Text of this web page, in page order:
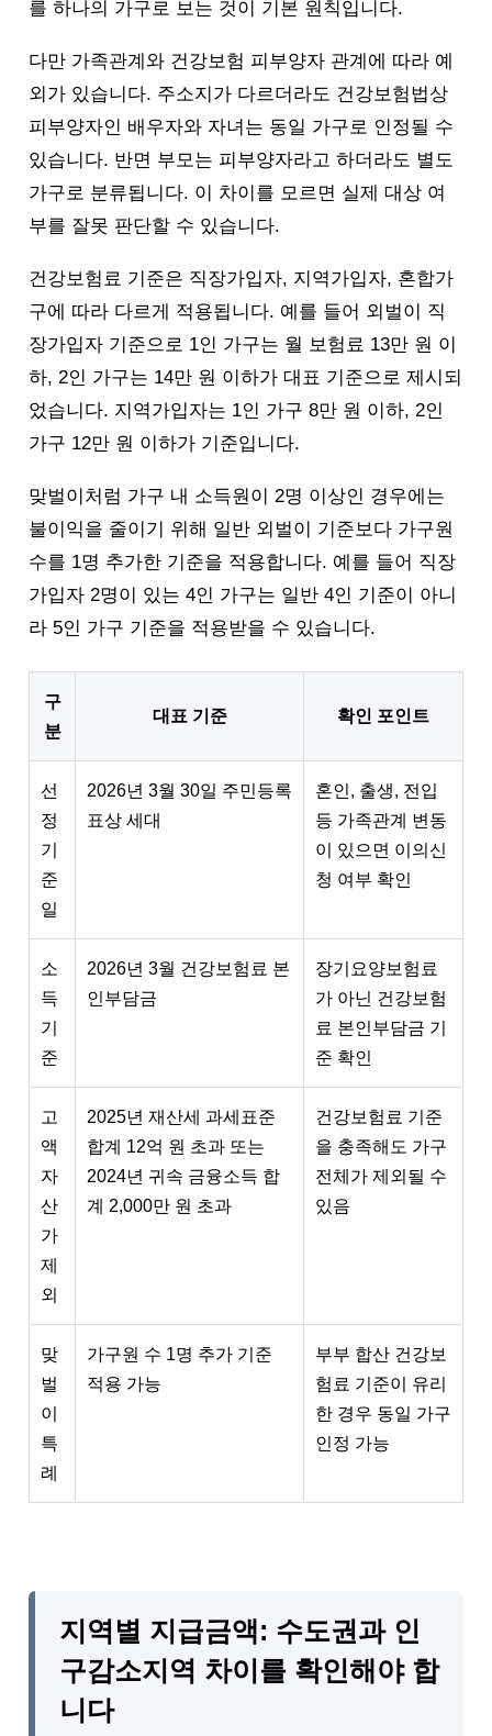
를 하나의 가구로 보는 것이 기본 원칙입니다.
다만 가족관계와 건강보험 피부양자 관계에 따라 예
외가 있습니다. 주소지가 다르더라도 건강보험법상
피부양자인 배우자와 자녀는 동일 가구로 인정될 수
있습니다. 반면 부모는 피부양자라고 하더라도 별도
가구로 분류됩니다. 이 차이를 모르면 실제 대상 여
부를 잘못 판단할 수 있습니다.
건강보험료 기준은 직장가입자, 지역가입자, 혼합가
구에 따라 다르게 적용됩니다. 예를 들어 외벌이 직
장가입자 기준으로 1인 가구는 월 보험료 13만 원 이
하, 2인 가구는 14만 원 이하가 대표 기준으로 제시되
었습니다. 지역가입자는 1인 가구 8만 원 이하, 2인
가구 12만 원 이하가 기준입니다.
맞벌이처럼 가구 내 소득원이 2명 이상인 경우에는
불이익을 줄이기 위해 일반 외벌이 기준보다 가구원
수를 1명 추가한 기준을 적용합니다. 예를 들어 직장
가입자 2명이 있는 4인 가구는 일반 4인 기준이 아니
라 5인 가구 기준을 적용받을 수 있습니다.
구
분
대표 기준 확인 포인트
선
정
기
준
일
2026년 3월 30일 주민등록
표상 세대
혼인, 출생, 전입
등 가족관계 변동
이 있으면 이의신
청 여부 확인
소
득
기
준
2026년 3월 건강보험료 본
인부담금
장기요양보험료
가 아닌 건강보험
료 본인부담금 기
준 확인
고
액
자
산
가
제
외
2025년 재산세 과세표준
합계 12억 원 초과 또는
2024년 귀속 금융소득 합
계 2,000만 원 초과
건강보험료 기준
을 충족해도 가구
전체가 제외될 수
있음
맞
벌
이
특
례
가구원 수 1명 추가 기준
적용 가능
부부 합산 건강보
험료 기준이 유리
한 경우 동일 가구
인정 가능
지역별 지급금액: 수도권과 인
구감소지역 차이를 확인해야 합
니다